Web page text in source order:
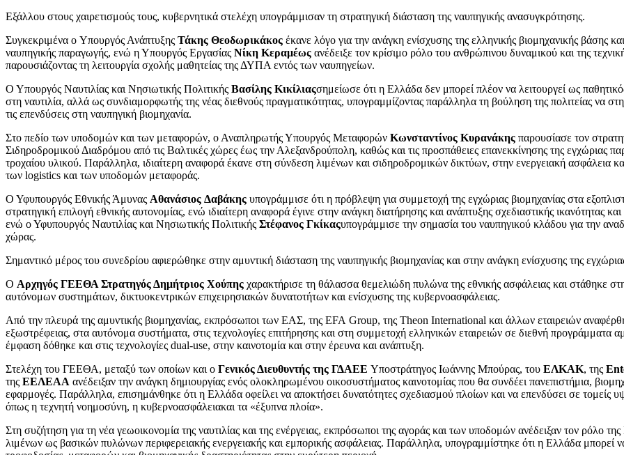
Εξάλλου στους χαιρετισμούς τους, κυβερνητικά στελέχη υπογράμμισαν τη στρατηγική διάσταση της ναυπηγικής ανασυγκρότησης.
Συγκεκριμένα ο Υπουργός Ανάπτυξης Τάκης Θεοδωρικάκος έκανε λόγο για την ανάγκη ενίσχυσης της ελληνικής βιομηχανικής βάσης
ναυπηγικής παραγωγής, ενώ η Υπουργός Εργασίας Νίκη Κεραμέως ανέδειξε τον κρίσιμο ρόλο του ανθρώπινου δυναμικού και της
παρουσιάζοντας τη λειτουργία σχολής μαθητείας της ΔΥΠΑ εντός των ναυπηγείων.
Ο Υπουργός Ναυτιλίας και Νησιωτικής Πολιτικής Βασίλης Κικίλιαςσημείωσε ότι η Ελλάδα δεν μπορεί πλέον να λειτουργεί ως
στη ναυτιλία, αλλά ως συνδιαμορφωτής της νέας διεθνούς πραγματικότητας, υπογραμμίζοντας παράλληλα τη βούληση της πολιτείας να
τις επενδύσεις στη ναυπηγική βιομηχανία.
Στο πεδίο των υποδομών και των μεταφορών, ο Αναπληρωτής Υπουργός Μεταφορών Κωνσταντίνος Κυρανάκης παρουσίασε τον
Σιδηροδρομικού Διαδρόμου από τις Βαλτικές χώρες έως την Αλεξανδρούπολη, καθώς και τις προσπάθειες επανεκκίνησης της εγχώριας
τροχαίου υλικού. Παράλληλα, ιδιαίτερη αναφορά έκανε στη σύνδεση λιμένων και σιδηροδρομικών δικτύων, στην ενεργειακή ασφάλεια
των logistics και των υποδομών μεταφοράς.
Ο Υφυπουργός Εθνικής Άμυνας Αθανάσιος Δαβάκης υπογράμμισε ότι η πρόβλεψη για συμμετοχή της εγχώριας βιομηχανίας στα
στρατηγική επιλογή εθνικής αυτονομίας, ενώ ιδιαίτερη αναφορά έγινε στην ανάγκη διατήρησης και ανάπτυξης σχεδιαστικής ικανότητας
ενώ ο Υφυπουργός Ναυτιλίας και Νησιωτικής Πολιτικής Στέφανος Γκίκαςυπογράμμισε την σημασία του ναυπηγικού κλάδου για την
χώρας.
Σημαντικό μέρος του συνεδρίου αφιερώθηκε στην αμυντική διάσταση της ναυπηγικής βιομηχανίας και στην ανάγκη ενίσχυσης της
Ο Αρχηγός ΓΕΕΘΑ Στρατηγός Δημήτριος Χούπης χαρακτήρισε τη θάλασσα θεμελιώδη πυλώνα της εθνικής ασφάλειας και στάθηκε
αυτόνομων συστημάτων, δικτυοκεντρικών επιχειρησιακών δυνατοτήτων και ενίσχυσης της κυβερνοασφάλειας.
Από την πλευρά της αμυντικής βιομηχανίας, εκπρόσωποι των ΕΑΣ, της EFA Group, της Theon International και άλλων εταιρειών
εξωστρέφειας, στα αυτόνομα συστήματα, στις τεχνολογίες επιτήρησης και στη συμμετοχή ελληνικών εταιρειών σε διεθνή προγράμματα
έμφαση δόθηκε και στις τεχνολογίες dual-use, στην καινοτομία και στην έρευνα και ανάπτυξη.
Στελέχη του ΓΕΕΘΑ, μεταξύ των οποίων και ο Γενικός Διευθυντής της ΓΔΑΕΕ Υποστράτηγος Ιωάννης Μπούρας, του ΕΛΚΑΚ, της
της ΕΕΛΕΑΑ ανέδειξαν την ανάγκη δημιουργίας ενός ολοκληρωμένου οικοσυστήματος καινοτομίας που θα συνδέει πανεπιστήμια,
εφαρμογές. Παράλληλα, επισημάνθηκε ότι η Ελλάδα οφείλει να αποκτήσει δυνατότητες σχεδιασμού πλοίων και να επενδύσει σε τομείς
όπως η τεχνητή νοημοσύνη, η κυβερνοασφάλειακαι τα «έξυπνα πλοία».
Στη συζήτηση για τη νέα γεωοικονομία της ναυτιλίας και της ενέργειας, εκπρόσωποι της αγοράς και των υποδομών ανέδειξαν τον ρόλο
λιμένων ως βασικών πυλώνων περιφερειακής ενεργειακής και εμπορικής ασφάλειας. Παράλληλα, υπογραμμίστηκε ότι η Ελλάδα μπορεί